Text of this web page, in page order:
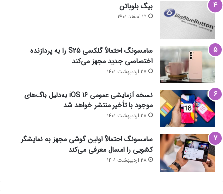
بیگ بلوباتن
21 اسفند 1401
سامسونگ احتمالاً گلکسی S25 را به پردازنده
اختصاصی جدید مجهز می‌کند
27 اردیبهشت 1401
نسخه آزمایشی عمومی iOS 16 به‌دلیل باگ‌های
موجود با تأخیر منتشر خواهد شد
28 اردیبهشت 1401
سامسونگ احتمالاً اولین گوشی مجهز به نمایشگر
کشویی را امسال معرفی می‌کند
28 اردیبهشت 1401